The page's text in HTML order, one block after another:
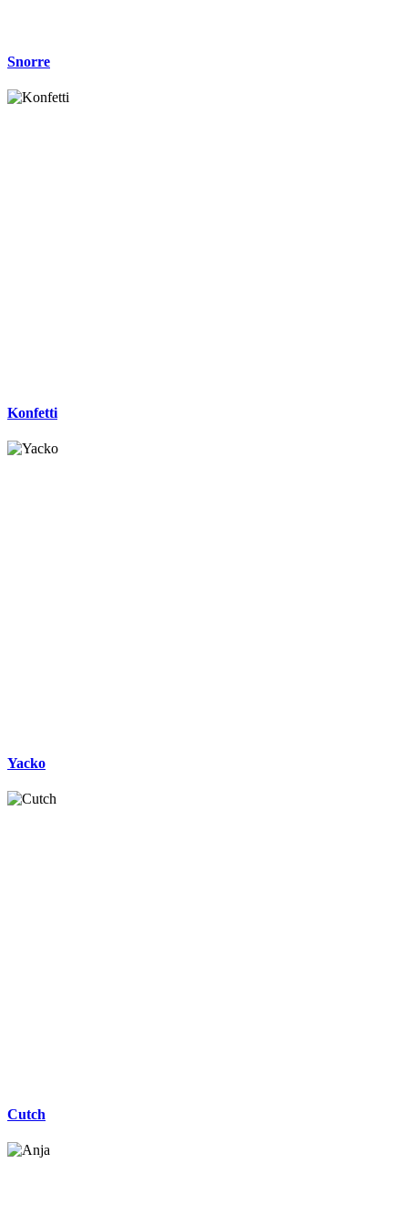
Snorre
Konfetti
Yacko
Cutch